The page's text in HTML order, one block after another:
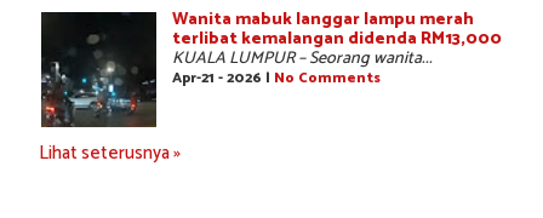
Wanita mabuk langgar lampu merah
terlibat kemalangan didenda RM13,000
KUALA LUMPUR – Seorang wanita...
Apr-21 - 2026 | No Comments
Lihat seterusnya »